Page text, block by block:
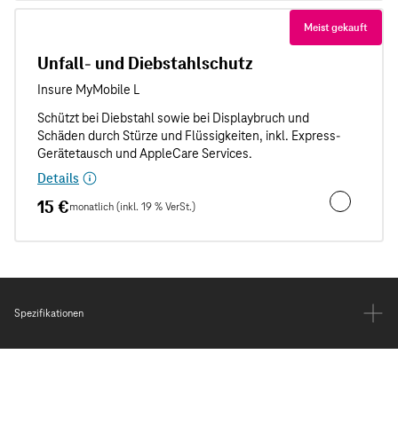
Meist gekauft
Unfall- und Diebstahlschutz
Details
15 €monatlich (inkl. 19 % VerSt.) Unfall- und
Spezifikationen